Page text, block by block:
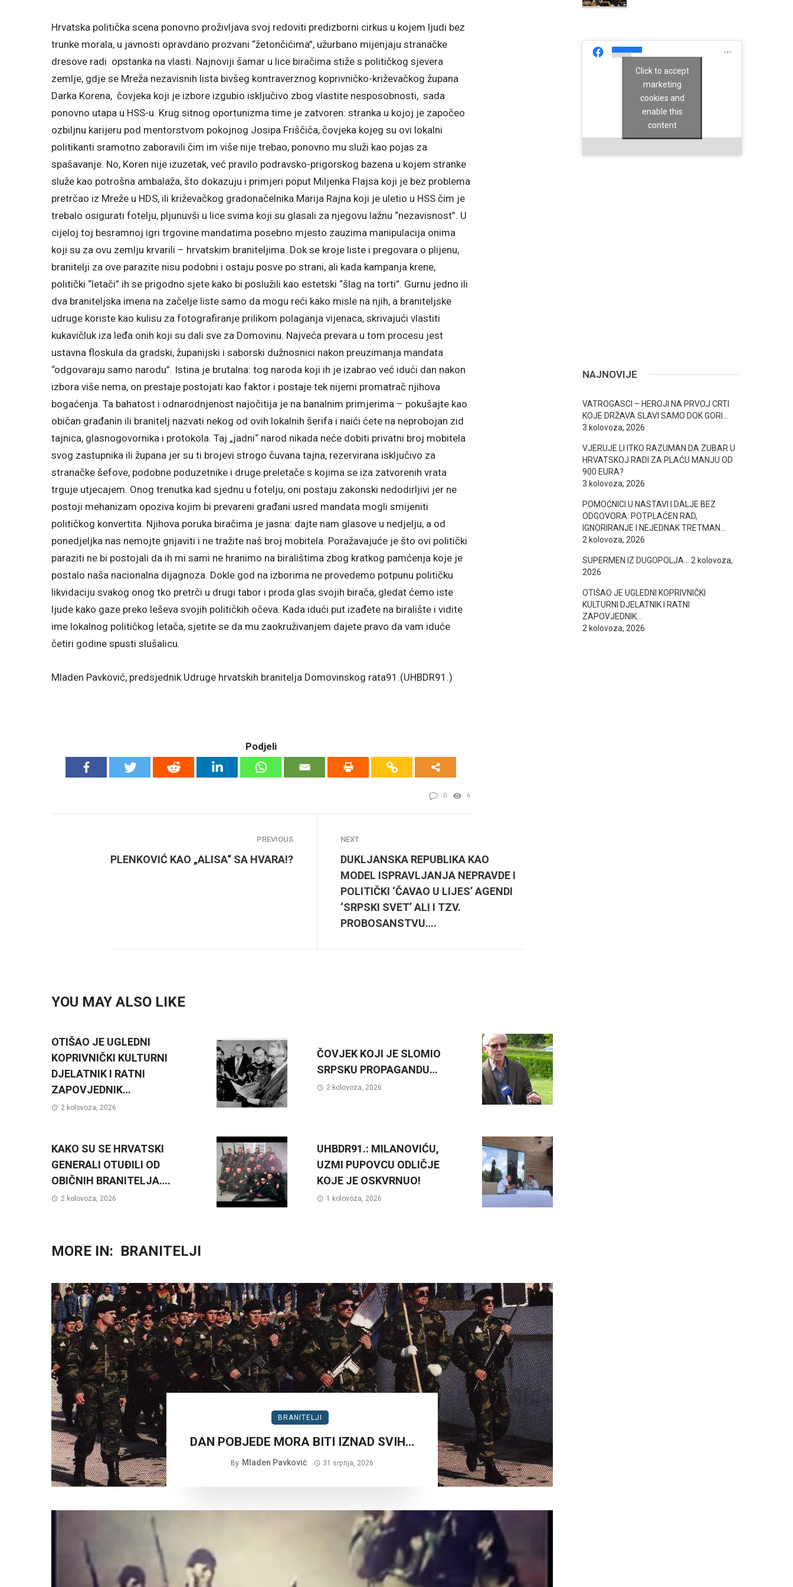
Hrvatska politička scena ponovno proživljava svoj redoviti predizborni cirkus u kojem ljudi bez
trunke morala, u javnosti opravdano prozvani “žetončićima”, užurbano mijenjaju stranačke
dresove radi opstanka na vlasti. Najnoviji šamar u lice biračima stiže s političkog sjevera
zemlje, gdje se Mreža nezavisnih lista bivšeg kontraverznog koprivničko-križevačkog župana
Darka Korena, čovjeka koji je izbore izgubio isključivo zbog vlastite nesposobnosti, sada
ponovno utapa u HSS-u. Krug sitnog oportunizma time je zatvoren: stranka u kojoj je započeo
ozbiljnu karijeru pod mentorstvom pokojnog Josipa Friščića, čovjeka kojeg su ovi lokalni
politikanti sramotno zaboravili čim im više nije trebao, ponovno mu služi kao pojas za
spašavanje. No, Koren nije izuzetak, već pravilo podravsko-prigorskog bazena u kojem stranke
služe kao potrošna ambalaža, što dokazuju i primjeri poput Miljenka Flajsa koji je bez problema
pretrčao iz Mreže u HDS, ili križevačkog gradonačelnika Marija Rajna koji je uletio u HSS čim je
trebalo osigurati fotelju, pljunuvši u lice svima koji su glasali za njegovu lažnu “nezavisnost”. U
cijeloj toj besramnoj igri trgovine mandatima posebno mjesto zauzima manipulacija onima
koji su za ovu zemlju krvarili – hrvatskim braniteljima. Dok se kroje liste i pregovara o plijenu,
branitelji za ove parazite nisu podobni i ostaju posve po strani, ali kada kampanja krene,
politički “letači” ih se prigodno sjete kako bi poslužili kao estetski “šlag na torti”. Gurnu jedno ili
dva braniteljska imena na začelje liste samo da mogu reći kako misle na njih, a braniteljske
udruge koriste kao kulisu za fotografiranje prilikom polaganja vijenaca, skrivajući vlastiti
kukavičluk iza leđa onih koji su dali sve za Domovinu. Najveća prevara u tom procesu jest
ustavna floskula da gradski, županijski i saborski dužnosnici nakon preuzimanja mandata
“odgovaraju samo narodu”. Istina je brutalna: tog naroda koji ih je izabrao već idući dan nakon
izbora više nema, on prestaje postojati kao faktor i postaje tek nijemi promatrač njihova
bogaćenja. Ta bahatost i odnarodnjenost najočitija je na banalnim primjerima – pokušajte kao
običan građanin ili branitelj nazvati nekog od ovih lokalnih šerifa i naići ćete na neprobojan zid
tajnica, glasnogovornika i protokola. Taj „jadni“ narod nikada neće dobiti privatni broj mobitela
svog zastupnika ili župana jer su ti brojevi strogo čuvana tajna, rezervirana isključivo za
stranačke šefove, podobne poduzetnike i druge preletače s kojima se iza zatvorenih vrata
trguje utjecajem. Onog trenutka kad sjednu u fotelju, oni postaju zakonski nedodirljivi jer ne
postoji mehanizam opoziva kojim bi prevareni građani usred mandata mogli smijeniti
političkog konvertita. Njihova poruka biračima je jasna: dajte nam glasove u nedjelju, a od
ponedjeljka nas nemojte gnjaviti i ne tražite naš broj mobitela. Poražavajuće je što ovi politički
paraziti ne bi postojali da ih mi sami ne hranimo na biralištima zbog kratkog pamćenja koje je
postalo naša nacionalna dijagnoza. Dokle god na izborima ne provedemo potpunu političku
likvidaciju svakog onog tko pretrči u drugi tabor i proda glas svojih birača, gledat ćemo iste
ljude kako gaze preko leševa svojih političkih očeva. Kada idući put izađete na biralište i vidite
ime lokalnog političkog letača, sjetite se da mu zaokruživanjem dajete pravo da vam iduće
četiri godine spusti slušalicu.
Mladen Pavković, predsjednik Udruge hrvatskih branitelja Domovinskog rata91.(UHBDR91.)
Podjeli
0 6
PREVIOUS
PLENKOVIĆ KAO „ALISA“ SA HVARA!?
NEXT
DUKLJANSKA REPUBLIKA KAO
MODEL ISPRAVLJANJA NEPRAVDE I
POLITIČKI ‘ČAVAO U LIJES’ AGENDI
‘SRPSKI SVET’ ALI I TZV.
PROBOSANSTVU….
YOU MAY ALSO LIKE
OTIŠAO JE UGLEDNI
KOPRIVNIČKI KULTURNI
DJELATNIK I RATNI
ZAPOVJEDNIK…
2 kolovoza, 2026
ČOVJEK KOJI JE SLOMIO
SRPSKU PROPAGANDU…
2 kolovoza, 2026
KAKO SU SE HRVATSKI
GENERALI OTUĐILI OD
OBIČNIH BRANITELJA….
2 kolovoza, 2026
UHBDR91.: MILANOVIĆU,
UZMI PUPOVCU ODLIČJE
KOJE JE OSKVRNUO!
1 kolovoza, 2026
MORE IN: BRANITELJI
BRANITELJI
DAN POBJEDE MORA BITI IZNAD SVIH…
By Mladen Pavković 31 srpnja, 2026
Click to accept
marketing
cookies and
enable this
content
NAJNOVIJE
VATROGASCI – HEROJI NA PRVOJ CRTI
KOJE DRŽAVA SLAVI SAMO DOK GORI…
3 kolovoza, 2026
VJERUJE LI ITKO RAZUMAN DA ZUBAR U
HRVATSKOJ RADI ZA PLAĆU MANJU OD
900 EURA?
3 kolovoza, 2026
POMOĆNICI U NASTAVI I DALJE BEZ
ODGOVORA: POTPLAĆEN RAD,
IGNORIRANJE I NEJEDNAK TRETMAN…
2 kolovoza, 2026
SUPERMEN IZ DUGOPOLJA…
2 kolovoza,
2026
OTIŠAO JE UGLEDNI KOPRIVNIČKI
KULTURNI DJELATNIK I RATNI
ZAPOVJEDNIK…
2 kolovoza, 2026